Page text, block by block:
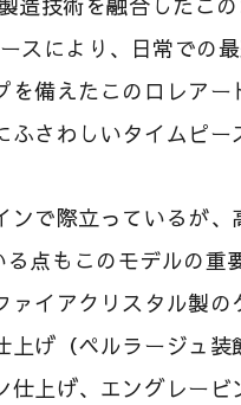
スにより、日常での
備えたこのロレアー
さわしいタイムピー
で際立っているが、
点もこのモデルの重
イアクリスタル製の
げ（ペルラージュ装
上げ、エングレービ